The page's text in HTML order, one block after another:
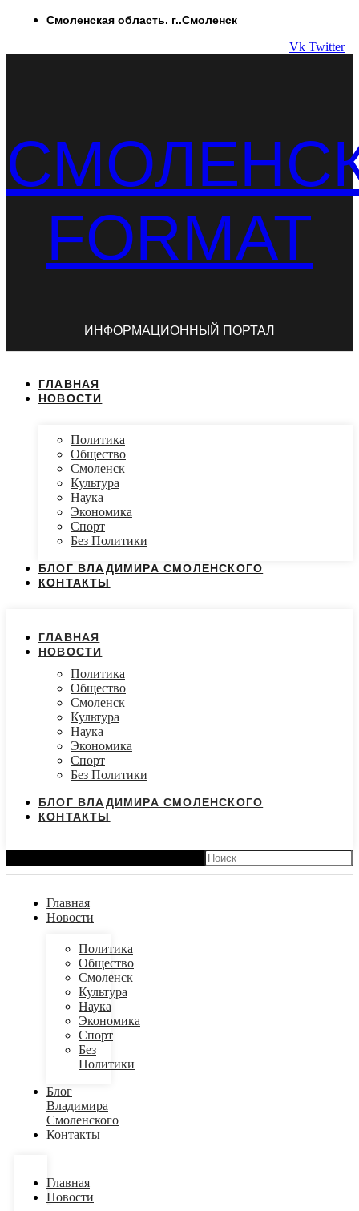
ПерейтиСмоленская область. г..Смоленск
Vk Twitter
FORMAT
ИНФОРМАЦИОННЫЙ ПОРТАЛ
ГЛАВНАЯ
НОВОСТИ
Политика
Общество
Смоленск
Культура
Наука
Экономика
Спорт
Без Политики
БЛОГ ВЛАДИМИРА СМОЛЕНСКОГО
КОНТАКТЫ
ГЛАВНАЯ
НОВОСТИ
Политика
Общество
Смоленск
Культура
Наука
Экономика
Спорт
Без Политики
БЛОГ ВЛАДИМИРА СМОЛЕНСКОГО
КОНТАКТЫ
Главная
Новости
Политика
Общество
Смоленск
Культура
Наука
Экономика
Спорт
Без
Политики
Блог
Владимира
Смоленского
Контакты
Главная
Новости